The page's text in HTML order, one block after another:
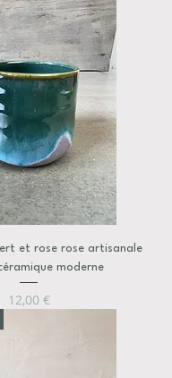
et rose rose artisanale
moderne
Prix
12,00 €